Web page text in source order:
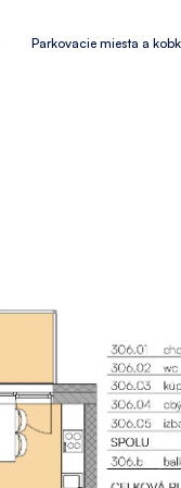
Parkovacie miesta a